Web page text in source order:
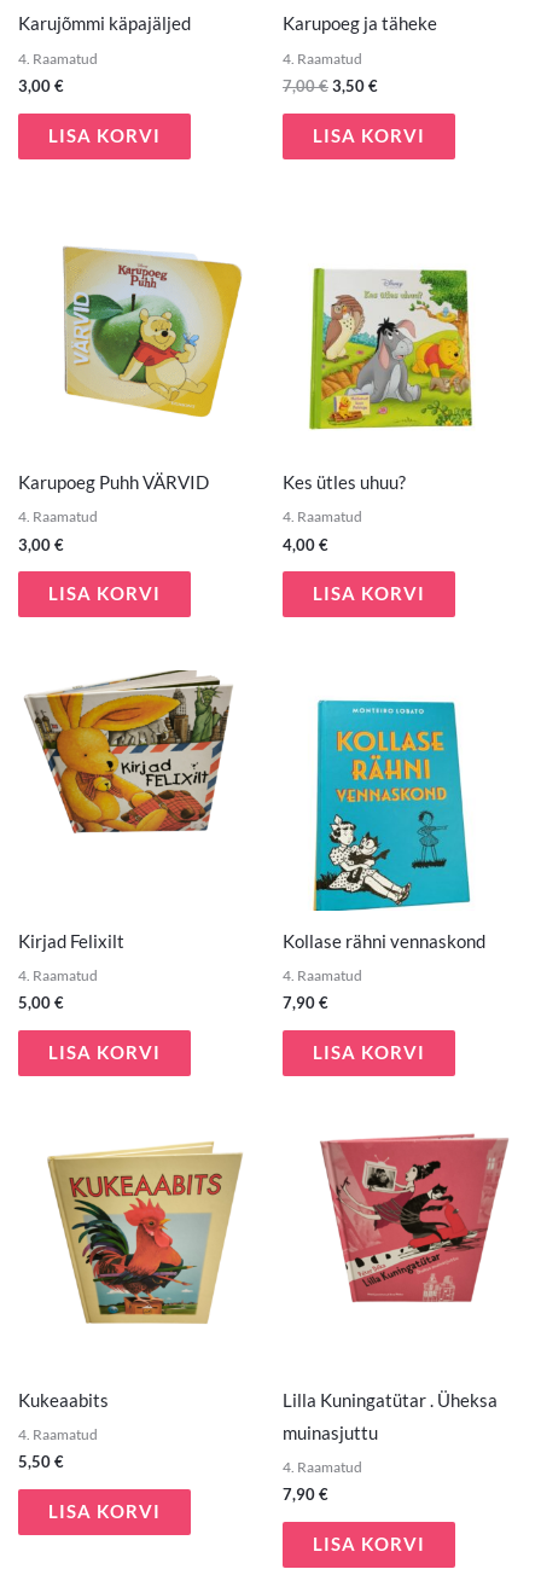
Karujõmmi käpajäljed
4. Raamatud
3,00€
LISA KORVI
Karupoeg ja täheke
4. Raamatud
7,00€3,50€
LISA KORVI
Karupoeg Puhh VÄRVID
4. Raamatud
3,00€
LISA KORVI
Kes ütles uhuu?
4. Raamatud
4,00€
LISA KORVI
Kirjad Felixilt
4. Raamatud
5,00€
LISA KORVI
Kollase rähni vennaskond
4. Raamatud
7,90€
LISA KORVI
Kukeaabits
4. Raamatud
5,50€
LISA KORVI
Lilla Kuningatütar . Üheksa
muinasjuttu
4. Raamatud
7,90€
LISA KORVI